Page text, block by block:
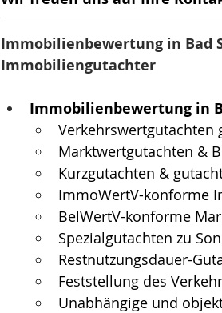
Immobilienbewertung in Bad
Immobiliengutachter
Immobilienbewertung in
Verkehrswertgutachten
Marktwertgutachten &
Kurzgutachten &
ImmoWertV-konforme
BelWertV-konforme
Spezialgutachten zu
Restnutzungsdauer-
Feststellung des
Unabhängige und